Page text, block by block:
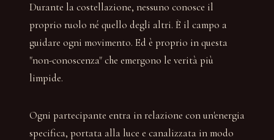
Durante la costellazione, nessuno conosce il
proprio ruolo né quello degli altri. È il campo a
guidare ogni movimento. Ed è proprio in questa
"non-conoscenza" che emergono le verità più
limpide.
Ogni partecipante entra in relazione con un'energia
specifica, portata alla luce e canalizzata in modo